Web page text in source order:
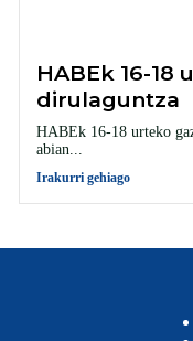
HABEk 16-
dirulaguntza
HABEk 16-18 urteko
abian...
Irakurri gehiago